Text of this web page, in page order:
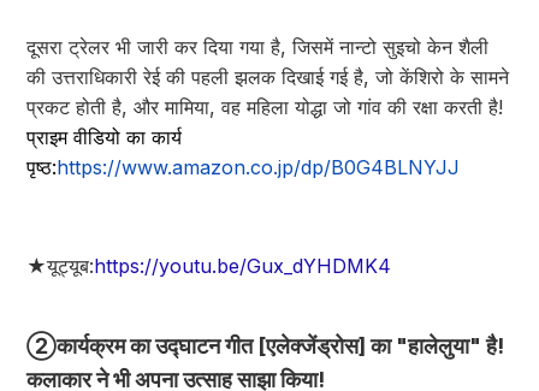
दूसरा ट्रेलर भी जारी कर दिया गया है, जिसमें नान्टो सुइचो केन शैली
की उत्तराधिकारी रेई की पहली झलक दिखाई गई है, जो केंशिरो के सामने
प्रकट होती है, और मामिया, वह महिला योद्धा जो गांव की रक्षा करती है!
प्राइम वीडियो का कार्य
पृष्ठ:https://www.amazon.co.jp/dp/B0G4BLNYJJ
★यूट्यूब:https://youtu.be/Gux_dYHDMK4
②कार्यक्रम का उद्घाटन गीत [एलेक्जेंड्रोस] का "हालेलुया" है!
कलाकार ने भी अपना उत्साह साझा किया!